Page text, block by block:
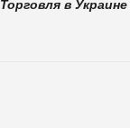
Торговля в Украине